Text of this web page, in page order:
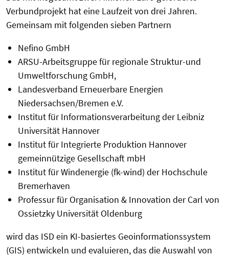
Verbundprojekt hat eine Laufzeit von drei Jahren.
Gemeinsam mit folgenden sieben Partnern
Nefino GmbH
ARSU-Arbeitsgruppe für regionale Struktur-und
Umweltforschung GmbH,
Landesverband Erneuerbare Energien
Niedersachsen/Bremen e.V.
Institut für Informationsverarbeitung der Leibniz
Universität Hannover
Institut für Integrierte Produktion Hannover
gemeinnützige Gesellschaft mbH
Institut für Windenergie (fk-wind) der Hochschule
Bremerhaven
Professur für Organisation & Innovation der Carl von
Ossietzky Universität Oldenburg
wird das ISD ein KI-basiertes Geoinformationssystem
(GIS) entwickeln und evaluieren, das die Auswahl von